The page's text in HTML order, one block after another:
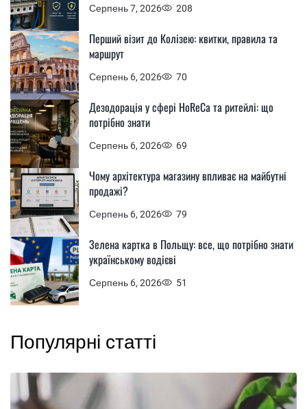
Серпень 7, 2026 208
Серпень 6, 2026 70
Перший візит до Колізею: квитки, правила та
маршрут
Серпень 6, 2026 69
Дезодорація у сфері HoReCa та ритейлі: що
потрібно знати
Серпень 6, 2026 79
Чому архітектура магазину впливає на майбутні
продажі?
Серпень 6, 2026 51
Зелена картка в Польщу: все, що потрібно знати
українському водієві
Популярні статті